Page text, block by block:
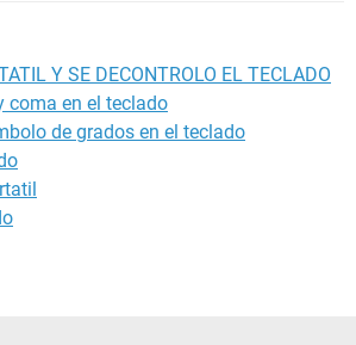
Y SE DECONTROLO EL TECLADO
coma en el teclado
de grados en el teclado